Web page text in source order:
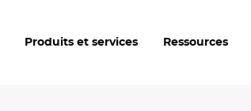
Produits et services Ressources